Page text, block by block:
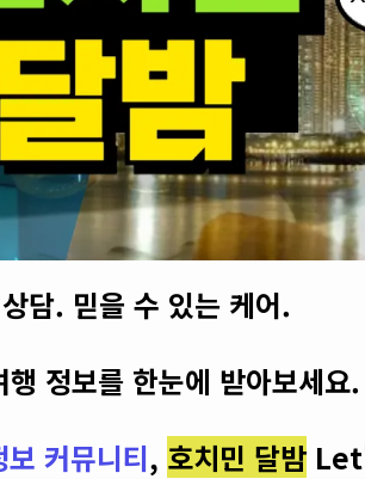
담. 믿을 수 있는 케어.
행 정보를 한눈에 받아보세요.
커뮤니티, 호치민 달밤